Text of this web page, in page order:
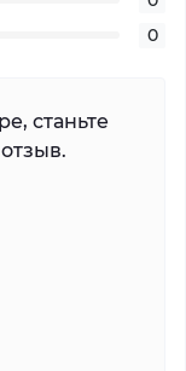
0
станьте